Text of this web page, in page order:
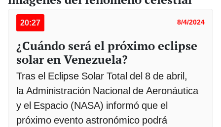
20:27 8/4/2024
¿Cuándo será el próximo eclipse
solar en Venezuela?
Tras el Eclipse Solar Total del 8 de abril,
la Administración Nacional de Aeronáutica
y el Espacio (NASA) informó que el
próximo evento astronómico podrá